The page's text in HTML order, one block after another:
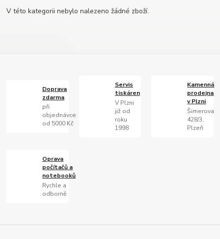
V této kategorii nebylo nalezeno žádné zboží.
Doprava
zdarma
při
objednávce
od 5000 Kč
Servis
tiskáren
V Plzni
již od
roku
1998
Kamenná
prodejna
v Plzni
Šimerova
428/3,
Plzeň
Oprava
počítačů a
notebooků
Rychle a
odborně